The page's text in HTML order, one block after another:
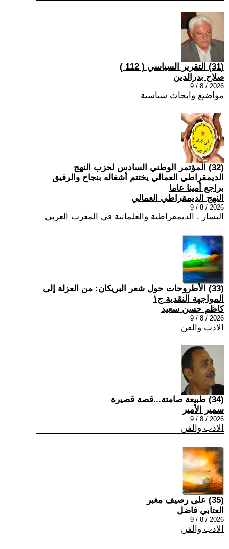
(31) التقرير السياسي ( 112 )
صلاح بدرالدين
2026 / 8 / 9
مواضيع وابحاث سياسية
(32) المؤتمر الوطني السادس لحزب النهج
الديمقراطي العمالي يختتم أشغاله بنجاح والرفيق
براجع أمينا عاما
النهج الديمقراطي العمالي
2026 / 8 / 9
اليسار , الديمقراطية والعلمانية في المغرب العربي
(33) الأطروحات حول شعر البريكان: من العزلة إلى
المواجهة النقدية ج١
كاظم حسن سعيد
2026 / 8 / 9
الادب والفن
(34) طبيعة صامتة...قصة قصيرة
سمير الأمير
2026 / 8 / 9
الادب والفن
(35) على رصيف مغبر
العتابي فاضل
2026 / 8 / 9
الادب والفن